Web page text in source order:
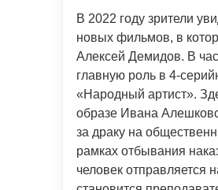
В 2022 году зрители
новых фильмов, в
Алексей Демидов. В
главную роль в 4-
«Народный артист».
образе Ивана
за драку на
рамках отбывания
человек отправляется